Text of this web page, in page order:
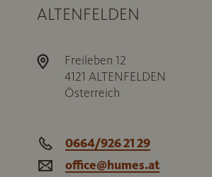
ALTENFELDEN
Freileben 12
4121 ALTENFELDEN
Österreich
0664/926 21 29
office@humes.at